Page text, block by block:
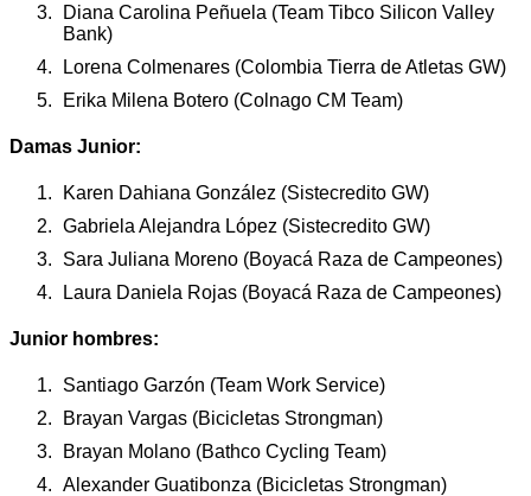
Diana Carolina Peñuela (Team Tibco Silicon Valley
Bank)
Lorena Colmenares (Colombia Tierra de Atletas GW)
Erika Milena Botero (Colnago CM Team)
Damas Junior:
Karen Dahiana González (Sistecredito GW)
Gabriela Alejandra López (Sistecredito GW)
Sara Juliana Moreno (Boyacá Raza de Campeones)
Laura Daniela Rojas (Boyacá Raza de Campeones)
Junior hombres:
Santiago Garzón (Team Work Service)
Brayan Vargas (Bicicletas Strongman)
Brayan Molano (Bathco Cycling Team)
Alexander Guatibonza (Bicicletas Strongman)